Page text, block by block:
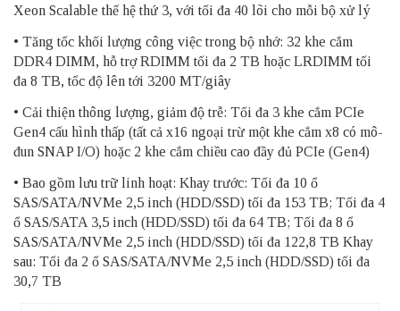
Xeon Scalable thế hệ thứ 3, với tối đa 40 lõi cho mỗi bộ xử lý
• Tăng tốc khối lượng công việc trong bộ nhớ: 32 khe cắm
DDR4 DIMM, hỗ trợ RDIMM tối đa 2 TB hoặc LRDIMM tối
đa 8 TB, tốc độ lên tới 3200 MT/giây
• Cải thiện thông lượng, giảm độ trễ: Tối đa 3 khe cắm PCIe
Gen4 cấu hình thấp (tất cả x16 ngoại trừ một khe cắm x8 có mô-
đun SNAP I/O) hoặc 2 khe cắm chiều cao đầy đủ PCIe (Gen4)
• Bao gồm lưu trữ linh hoạt: Khay trước: Tối đa 10 ổ
SAS/SATA/NVMe 2,5 inch (HDD/SSD) tối đa 153 TB; Tối đa 4
ổ SAS/SATA 3,5 inch (HDD/SSD) tối đa 64 TB; Tối đa 8 ổ
SAS/SATA/NVMe 2,5 inch (HDD/SSD) tối đa 122,8 TB Khay
sau: Tối đa 2 ổ SAS/SATA/NVMe 2,5 inch (HDD/SSD) tối đa
30,7 TB